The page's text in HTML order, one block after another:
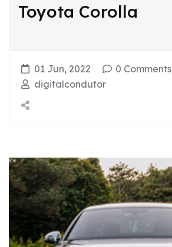
Toyota Corolla
01 Jun, 2022
0 Comments
digitalcondutor